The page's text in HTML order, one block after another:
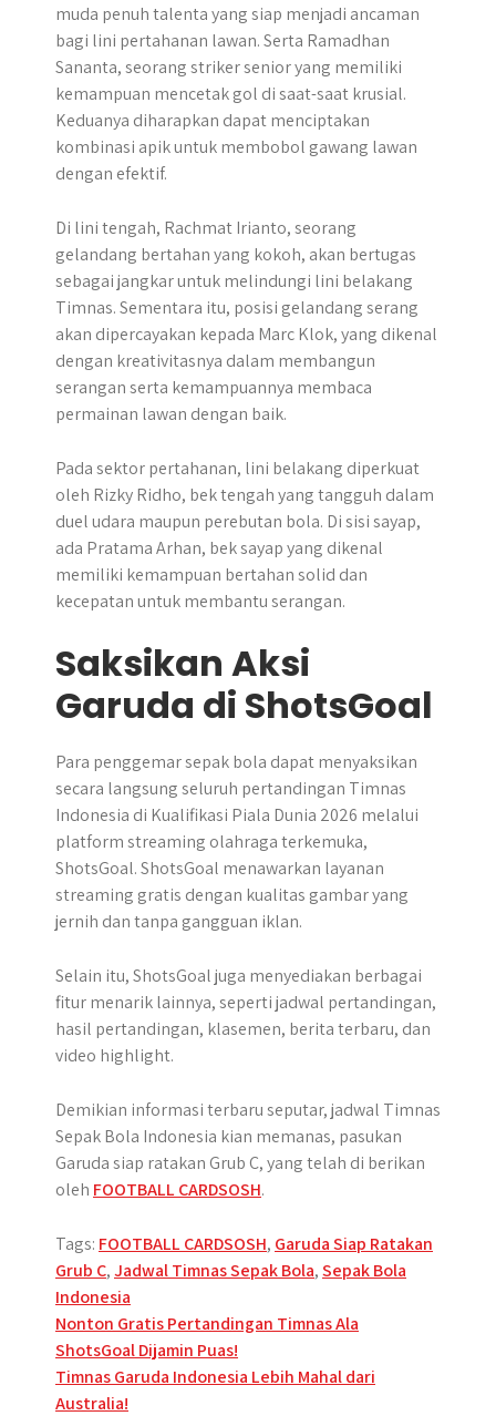
muda penuh talenta yang siap menjadi ancaman
bagi lini pertahanan lawan. Serta Ramadhan
Sananta, seorang striker senior yang memiliki
kemampuan mencetak gol di saat-saat krusial.
Keduanya diharapkan dapat menciptakan
kombinasi apik untuk membobol gawang lawan
dengan efektif.
Di lini tengah, Rachmat Irianto, seorang
gelandang bertahan yang kokoh, akan bertugas
sebagai jangkar untuk melindungi lini belakang
Timnas. Sementara itu, posisi gelandang serang
akan dipercayakan kepada Marc Klok, yang dikenal
dengan kreativitasnya dalam membangun
serangan serta kemampuannya membaca
permainan lawan dengan baik.
Pada sektor pertahanan, lini belakang diperkuat
oleh Rizky Ridho, bek tengah yang tangguh dalam
duel udara maupun perebutan bola. Di sisi sayap,
ada Pratama Arhan, bek sayap yang dikenal
memiliki kemampuan bertahan solid dan
kecepatan untuk membantu serangan.
Saksikan Aksi
Garuda di ShotsGoal
Para penggemar sepak bola dapat menyaksikan
secara langsung seluruh pertandingan Timnas
Indonesia di Kualifikasi Piala Dunia 2026 melalui
platform streaming olahraga terkemuka,
ShotsGoal. ShotsGoal menawarkan layanan
streaming gratis dengan kualitas gambar yang
jernih dan tanpa gangguan iklan.
Selain itu, ShotsGoal juga menyediakan berbagai
fitur menarik lainnya, seperti jadwal pertandingan,
hasil pertandingan, klasemen, berita terbaru, dan
video highlight.
Demikian informasi terbaru seputar, jadwal Timnas
Sepak Bola Indonesia kian memanas, pasukan
Garuda siap ratakan Grub C, yang telah di berikan
oleh FOOTBALL CARDSOSH.
Tags: FOOTBALL CARDSOSH, Garuda Siap Ratakan
Grub C,Jadwal Timnas Sepak Bola,Sepak Bola
Indonesia
Post
navigation
Nonton Gratis Pertandingan Timnas Ala
ShotsGoal Dijamin Puas!
Timnas Garuda Indonesia Lebih Mahal dari
Australia!